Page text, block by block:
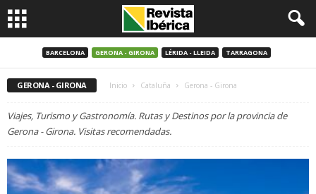
BARCELONA GERONA - GIRONA LÉRIDA - LLEIDA TARRAGONA
GERONA - GIRONA Inicio Cataluña Gerona - Girona
Viajes, Turismo y Gastronomía. Rutas y Destinos por la provincia de
Gerona - Girona. Visitas recomendadas.